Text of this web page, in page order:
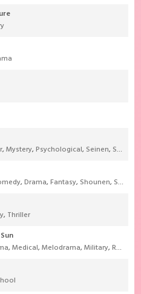
,Mystery,Psychological, Seinen, Supernatural
,Drama,Fantasy, Shounen, Super Power
, Thriller
,Medical,Melodrama,Military,Romance